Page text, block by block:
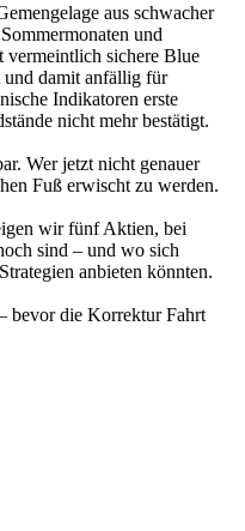
aus schwacher
und
vermeintlich sichere Blue
und damit anfällig für
Indikatoren erste
nicht mehr bestätigt.
Wer jetzt nicht genauer
Fuß erwischt zu werden.
wir fünf Aktien, bei
sind – und wo sich
anbieten könnten.
bevor die Korrektur Fahrt